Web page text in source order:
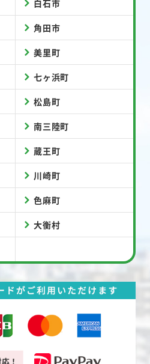
白石市
角田市
美里町
七ヶ浜町
松島町
南三陸町
蔵王町
川崎町
色麻町
大衡村